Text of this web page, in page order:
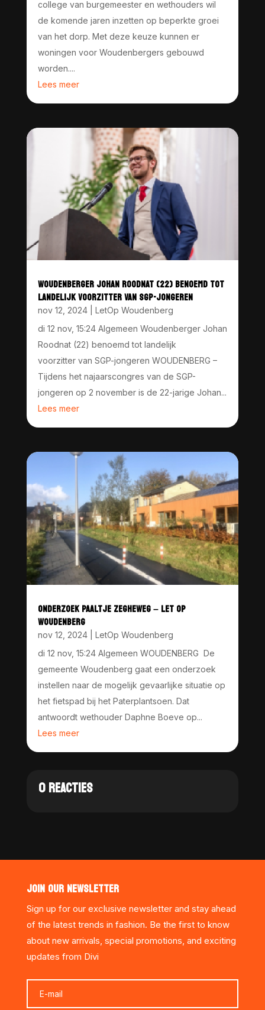
college van burgemeester en wethouders wil
de komende jaren inzetten op beperkte groei
van het dorp. Met deze keuze kunnen er
woningen voor Woudenbergers gebouwd
worden....
Lees meer
WOUDENBERGER JOHAN ROODNAT (22) BENOEMD TOT
LANDELIJK VOORZITTER VAN SGP-JONGEREN
nov 12, 2024| LetOp Woudenberg
di 12 nov, 15:24 Algemeen Woudenberger Johan
Roodnat (22) benoemd tot landelijk
voorzitter van SGP-jongeren WOUDENBERG –
Tijdens het najaarscongres van de SGP-
jongeren op 2 november is de 22-jarige Johan...
Lees meer
ONDERZOEK PAALTJE ZEGHEWEG – LET OP
WOUDENBERG
nov 12, 2024| LetOp Woudenberg
di 12 nov, 15:24 Algemeen WOUDENBERG De
gemeente Woudenberg gaat een onderzoek
instellen naar de mogelijk gevaarlijke situatie op
het fietspad bij het Paterplantsoen. Dat
antwoordt wethouder Daphne Boeve op...
Lees meer
0 REACTIES
JOIN OUR NEWSLETTER
Sign up for our exclusive newsletter and stay ahead
of the latest trends in fashion. Be the first to know
about new arrivals, special promotions, and exciting
updates from Divi